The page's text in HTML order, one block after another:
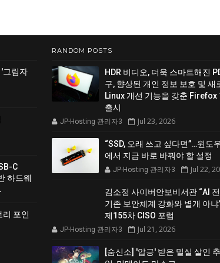
그림자
C
하드웨
포인
RANDOM POSTS
HDR 비디오, 더욱 스마트해진
구, 향상된 개인 정보 보호 및 새
Linux 개선 기능을 갖춘 Firefox
출시
JP-Hosting 관리자3 Jul 23, 2026
“SSD, 오래 쓰고 싶다면”…윈도
에서 지금 바로 바꿔야 할 설정
JP-Hosting 관리자3 Jul 22,
김소정 사이버안보비서관 “AI
기존 보안체계 강화와 별개 아냐
제155차 CISO 포럼
JP-Hosting 관리자3 Jul 21, 2026
[숨신소] '압긍' 받은 밀실 살인